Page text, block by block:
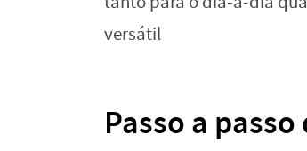
versátil
Passo a